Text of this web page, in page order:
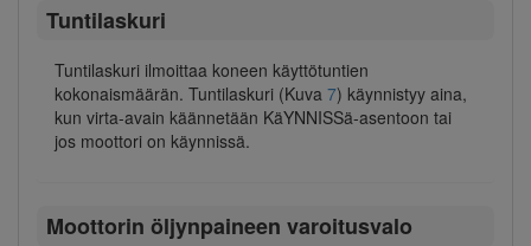
Tuntilaskuri
Tuntilaskuri ilmoittaa koneen käyttötuntien
kokonaismäärän. Tuntilaskuri (Kuva 7) käynnistyy aina,
kun virta-avain käännetään KäYNNISSä-asentoon tai
jos moottori on käynnissä.
Moottorin öljynpaineen varoitusvalo